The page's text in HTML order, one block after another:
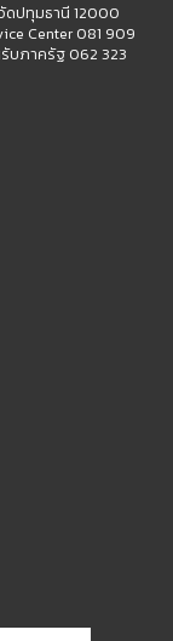
ดปทุมธานี 12000
Center 081 909
บภาครัฐ 062 323